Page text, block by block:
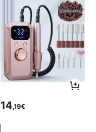
14,19€